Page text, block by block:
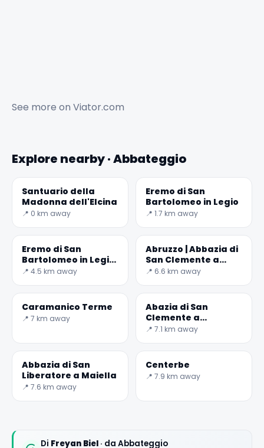
See more on Viator.com
Explore nearby · Abbateggio
Santuario della
Madonna dell'Elcina
📍 0 km away
Eremo di San
Bartolomeo in Legio
📍 1.7 km away
Eremo di San
Bartolomeo in Legio
da Roccamorice
📍 4.5 km away
Abruzzo | Abbazia di
San Clemente a
Casauria
📍 6.6 km away
Caramanico Terme
📍 7 km away
Abazia di San
Clemente a
Casauria
📍 7.1 km away
Abbazia di San
Liberatore a Maiella
📍 7.6 km away
Centerbe
📍 7.9 km away
Di Freyan Biel · da Abbateggio